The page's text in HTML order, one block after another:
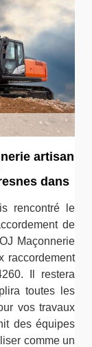
artisan
dans
rencontré le
de
Maçonnerie
raccordement
Il restera
toutes les
vos travaux
des équipes
comme un